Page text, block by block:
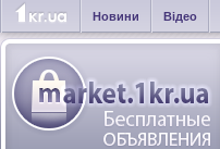
Новини Відео